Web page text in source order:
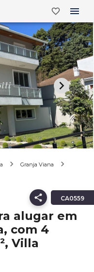
Granja Viana
CA0559
alugar em
com 4
Villa